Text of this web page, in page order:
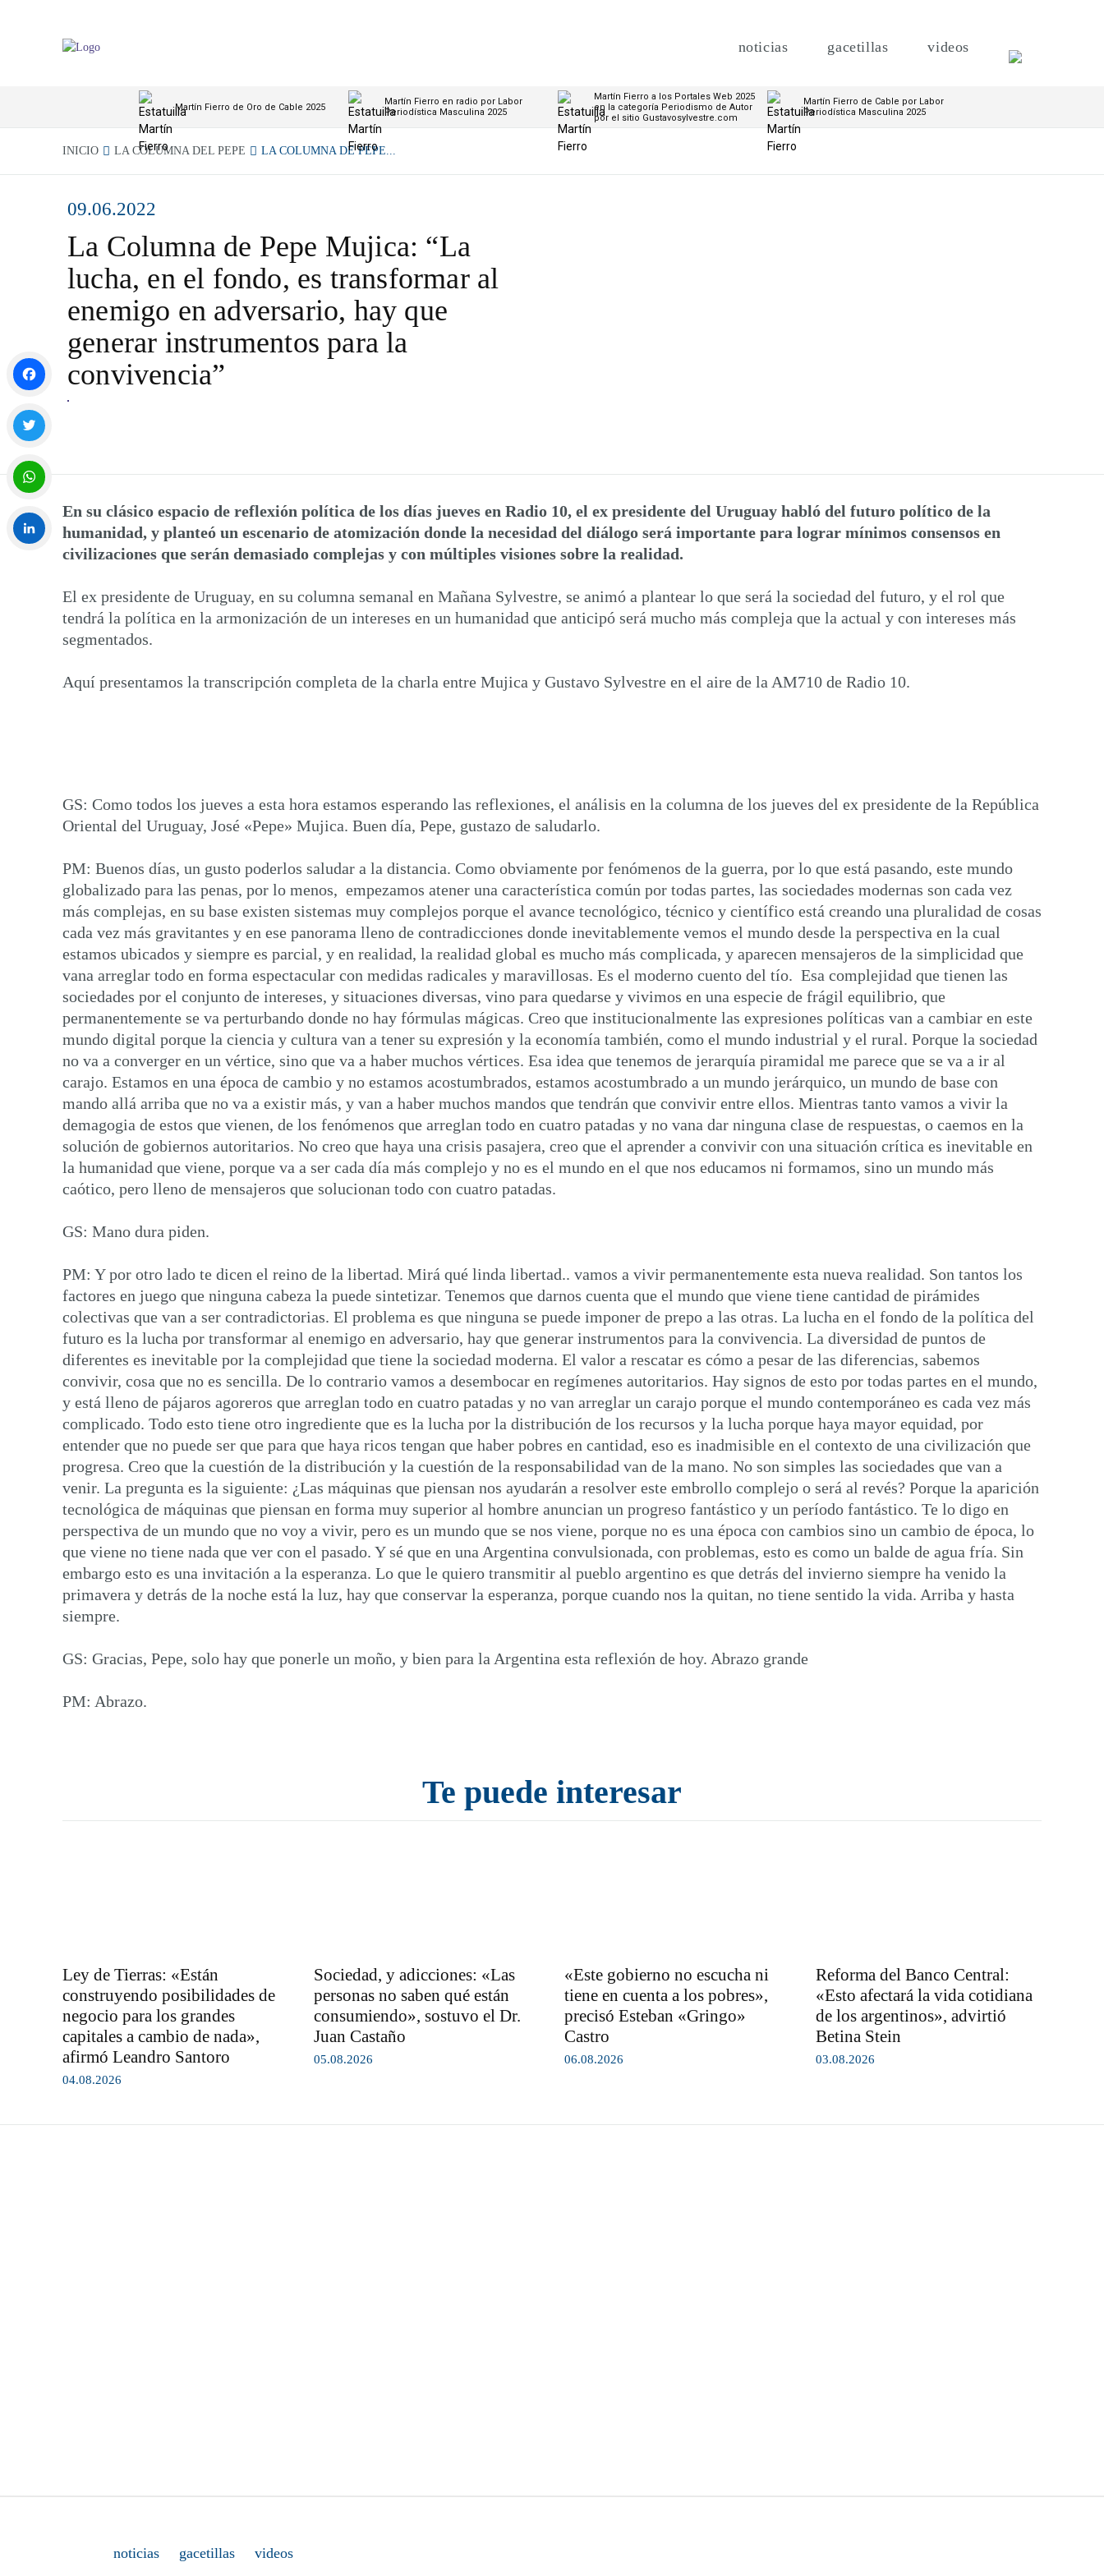
noticias gacetillas videos
Martín Fierro de Oro de Cable 2025
Martín Fierro en radio por Labor
Periodística Masculina 2025
Martín Fierro a los Portales Web 2025
en la categoría Periodismo de Autor
por el sitio Gustavosylvestre.com
Martín Fierro de Cable por Labor
Periodística Masculina 2025
INICIO LA COLUMNA DEL PEPE LA COLUMNA DE PEPE...
09.06.2022
La Columna de Pepe Mujica: “La
lucha, en el fondo, es transformar al
enemigo en adversario, hay que
generar instrumentos para la
convivencia”
En su clásico espacio de reflexión política de los días jueves en Radio 10, el ex presidente del Uruguay habló del futuro político de la
humanidad, y planteó un escenario de atomización donde la necesidad del diálogo será importante para lograr mínimos consensos en
civilizaciones que serán demasiado complejas y con múltiples visiones sobre la realidad.
El ex presidente de Uruguay, en su columna semanal en Mañana Sylvestre, se animó a plantear lo que será la sociedad del futuro, y el rol que
tendrá la política en la armonización de un intereses en un humanidad que anticipó será mucho más compleja que la actual y con intereses más
segmentados.
Aquí presentamos la transcripción completa de la charla entre Mujica y Gustavo Sylvestre en el aire de la AM710 de Radio 10.
GS: Como todos los jueves a esta hora estamos esperando las reflexiones, el análisis en la columna de los jueves del ex presidente de la República
Oriental del Uruguay, José «Pepe» Mujica. Buen día, Pepe, gustazo de saludarlo.
PM: Buenos días, un gusto poderlos saludar a la distancia. Como obviamente por fenómenos de la guerra, por lo que está pasando, este mundo
globalizado para las penas, por lo menos, empezamos atener una característica común por todas partes, las sociedades modernas son cada vez
más complejas, en su base existen sistemas muy complejos porque el avance tecnológico, técnico y científico está creando una pluralidad de cosas
cada vez más gravitantes y en ese panorama lleno de contradicciones donde inevitablemente vemos el mundo desde la perspectiva en la cual
estamos ubicados y siempre es parcial, y en realidad, la realidad global es mucho más complicada, y aparecen mensajeros de la simplicidad que
vana arreglar todo en forma espectacular con medidas radicales y maravillosas. Es el moderno cuento del tío. Esa complejidad que tienen las
sociedades por el conjunto de intereses, y situaciones diversas, vino para quedarse y vivimos en una especie de frágil equilibrio, que
permanentemente se va perturbando donde no hay fórmulas mágicas. Creo que institucionalmente las expresiones políticas van a cambiar en este
mundo digital porque la ciencia y cultura van a tener su expresión y la economía también, como el mundo industrial y el rural. Porque la sociedad
no va a converger en un vértice, sino que va a haber muchos vértices. Esa idea que tenemos de jerarquía piramidal me parece que se va a ir al
carajo. Estamos en una época de cambio y no estamos acostumbrados, estamos acostumbrado a un mundo jerárquico, un mundo de base con
mando allá arriba que no va a existir más, y van a haber muchos mandos que tendrán que convivir entre ellos. Mientras tanto vamos a vivir la
demagogia de estos que vienen, de los fenómenos que arreglan todo en cuatro patadas y no vana dar ninguna clase de respuestas, o caemos en la
solución de gobiernos autoritarios. No creo que haya una crisis pasajera, creo que el aprender a convivir con una situación crítica es inevitable en
la humanidad que viene, porque va a ser cada día más complejo y no es el mundo en el que nos educamos ni formamos, sino un mundo más
caótico, pero lleno de mensajeros que solucionan todo con cuatro patadas.
GS: Mano dura piden.
PM: Y por otro lado te dicen el reino de la libertad. Mirá qué linda libertad.. vamos a vivir permanentemente esta nueva realidad. Son tantos los
factores en juego que ninguna cabeza la puede sintetizar. Tenemos que darnos cuenta que el mundo que viene tiene cantidad de pirámides
colectivas que van a ser contradictorias. El problema es que ninguna se puede imponer de prepo a las otras. La lucha en el fondo de la política del
futuro es la lucha por transformar al enemigo en adversario, hay que generar instrumentos para la convivencia. La diversidad de puntos de
diferentes es inevitable por la complejidad que tiene la sociedad moderna. El valor a rescatar es cómo a pesar de las diferencias, sabemos
convivir, cosa que no es sencilla. De lo contrario vamos a desembocar en regímenes autoritarios. Hay signos de esto por todas partes en el mundo,
y está lleno de pájaros agoreros que arreglan todo en cuatro patadas y no van arreglar un carajo porque el mundo contemporáneo es cada vez más
complicado. Todo esto tiene otro ingrediente que es la lucha por la distribución de los recursos y la lucha porque haya mayor equidad, por
entender que no puede ser que para que haya ricos tengan que haber pobres en cantidad, eso es inadmisible en el contexto de una civilización que
progresa. Creo que la cuestión de la distribución y la cuestión de la responsabilidad van de la mano. No son simples las sociedades que van a
venir. La pregunta es la siguiente: ¿Las máquinas que piensan nos ayudarán a resolver este embrollo complejo o será al revés? Porque la aparición
tecnológica de máquinas que piensan en forma muy superior al hombre anuncian un progreso fantástico y un período fantástico. Te lo digo en
perspectiva de un mundo que no voy a vivir, pero es un mundo que se nos viene, porque no es una época con cambios sino un cambio de época, lo
que viene no tiene nada que ver con el pasado. Y sé que en una Argentina convulsionada, con problemas, esto es como un balde de agua fría. Sin
embargo esto es una invitación a la esperanza. Lo que le quiero transmitir al pueblo argentino es que detrás del invierno siempre ha venido la
primavera y detrás de la noche está la luz, hay que conservar la esperanza, porque cuando nos la quitan, no tiene sentido la vida. Arriba y hasta
siempre.
GS: Gracias, Pepe, solo hay que ponerle un moño, y bien para la Argentina esta reflexión de hoy. Abrazo grande
PM: Abrazo.
Te puede interesar
Ley de Tierras: «Están
construyendo posibilidades de
negocio para los grandes
capitales a cambio de nada»,
afirmó Leandro Santoro
04.08.2026
Sociedad, y adicciones: «Las
personas no saben qué están
consumiendo», sostuvo el Dr.
Juan Castaño
05.08.2026
«Este gobierno no escucha ni
tiene en cuenta a los pobres»,
precisó Esteban «Gringo»
Castro
06.08.2026
Reforma del Banco Central:
«Esto afectará la vida cotidiana
de los argentinos», advirtió
Betina Stein
03.08.2026
noticias gacetillas videos
Facebook
Twitter
WhatsApp